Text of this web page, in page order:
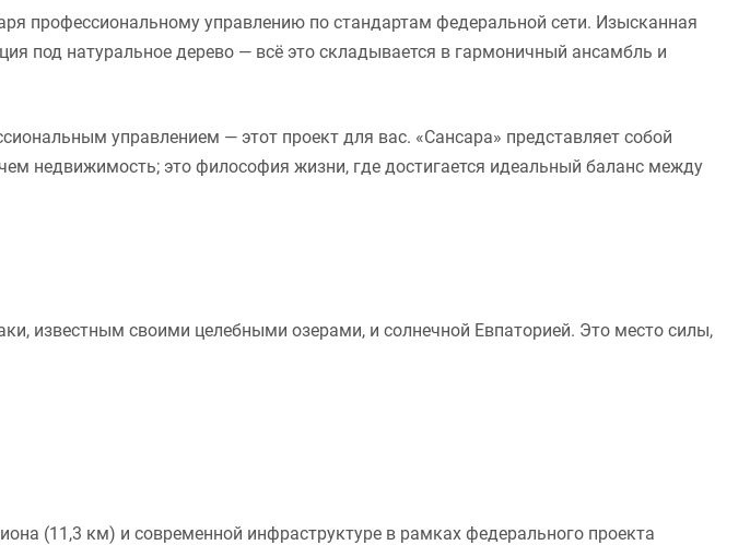
профессиональному управлению по стандартам федеральной сети. Изысканная
под натуральное дерево — всё это складывается в гармоничный ансамбль и
управлением — этот проект для вас. «Сансара» представляет собой
недвижимость; это философия жизни, где достигается идеальный баланс между
известным своими целебными озерами, и солнечной Евпаторией. Это место силы,
(11,3 км) и современной инфраструктуре в рамках федерального проекта